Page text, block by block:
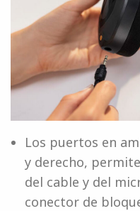
Los puertos en
y derecho,
del cable y del
conector de